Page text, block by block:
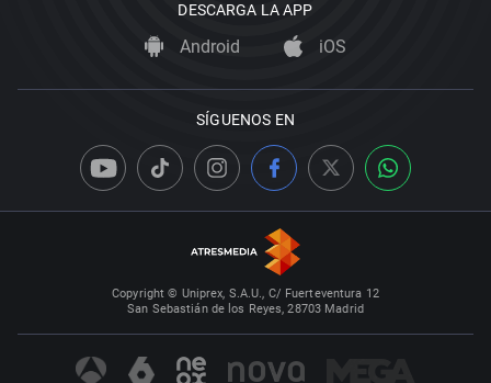
DESCARGA LA APP
Android iOS
SÍGUENOS EN
Copyright © Uniprex, S.A.U., C/ Fuerteventura 12
San Sebastián de los Reyes, 28703 Madrid